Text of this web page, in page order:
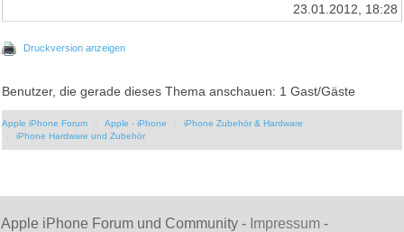
23.01.2012, 18:28
Druckversion anzeigen
Benutzer, die gerade dieses Thema anschauen: 1 Gast/Gäste
Apple iPhone Forum Apple - iPhone
iPhone Zubehör & Hardware
iPhone Hardware und Zubehör
Apple iPhone Forum und Community - Impressum -